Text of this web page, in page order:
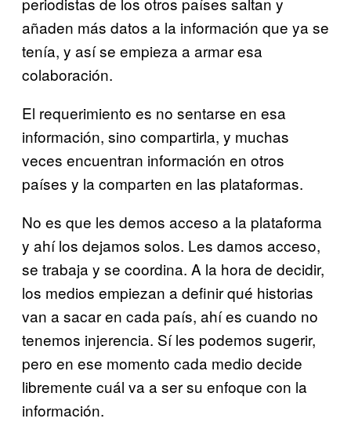
añaden más datos a la información que ya se
tenía, y así se empieza a armar esa
colaboración.
El requerimiento es no sentarse en esa
información, sino compartirla, y muchas
veces encuentran información en otros
países y la comparten en las plataformas.
No es que les demos acceso a la plataforma
y ahí los dejamos solos. Les damos acceso,
se trabaja y se coordina. A la hora de decidir,
los medios empiezan a definir qué historias
van a sacar en cada país, ahí es cuando no
tenemos injerencia. Sí les podemos sugerir,
pero en ese momento cada medio decide
libremente cuál va a ser su enfoque con la
información.